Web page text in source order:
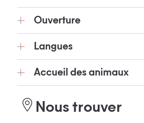
Ouverture
Langues
Accueil des animaux
Nous trouver